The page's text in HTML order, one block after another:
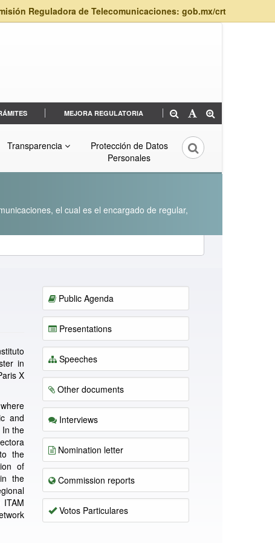
Reguladora de Telecomunicaciones: gob.mx/crt
MEJORA REGULATORIA
Transparencia
Protección de Datos
Personales
el cual es el encargado de regular,
in
X
and
the
the
of
the
Public Agenda
Presentations
Speeches
Other documents
Interviews
Nomination letter
Commission reports
Votos Particulares